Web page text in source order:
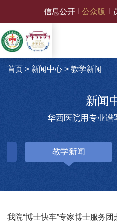
信息公开 公众版
首页 > 新闻中心> 教学新闻
新闻
华西医院用专业谱
教学新闻